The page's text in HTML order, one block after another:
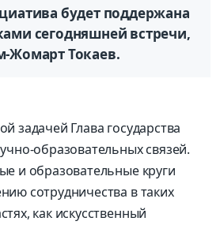
будет поддержана
сегодняшней встречи,
Жомарт Токаев.
задачей Глава государства
образовательных связей.
и образовательные круги
сотрудничества в таких
как искусственный